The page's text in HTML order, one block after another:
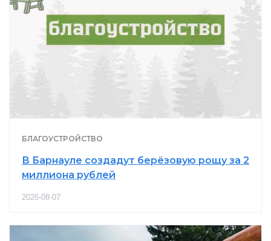
БЛАГОУСТРОЙСТВО
В Барнауле создадут берёзовую рощу за 2
миллиона рублей
2026-08-07